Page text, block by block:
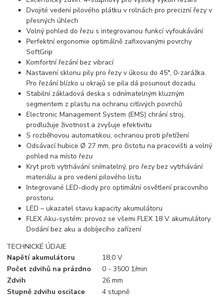
Dvojité vedení pilového plátku v rolnách pro precizní řezy v
přesných úhlech
Volný pohled do řezu s integrovanou funkcí vyfoukávání
Perfektní ergonomie optimálně zafixovanými povrchy
SoftGrip
Komfortní řezání bez vibrací
Nastavení sklonu pily pro řezy v úkosu do 45°, 0-zarážka.
Pro řezání blízko u okrajů se pila dá posunout dozadu.
Stabilní základová deska s odnímatelným kluzným
segmentem z plastu na ochranu citlivých povrchů
Electronic Management System (EMS) chrání stroj,
prodlužuje životnost a zvyšuje efektivitu
S rozběhovou automatikou, ochranou proti přetížení
Odsávací hubice Ø 27 mm, pro čistotu na pracovišti a volný
pohled na místo řezu
Kryt proti vytrhávání snímatelný, pro řezy bez vytrhávání
materiálu a pro vedení pilového listu
Integrované LED-diody pro optimální osvětlení pracovního
prostoru.
LED – ukazatel stavu kapacity akumulátoru
FLEX Aku-systém: provoz se všemi FLEX 18 V akumulátory.
Dodání bez aku a dobíjecího zařízení
TECHNICKÉ ÚDAJE
Napětí akumulátoru
18,0 V
Počet zdvihů na prázdno
0 - 3500 1/min
Zdvih
26 mm
Stupně zdvihu oscilace
4 stupně